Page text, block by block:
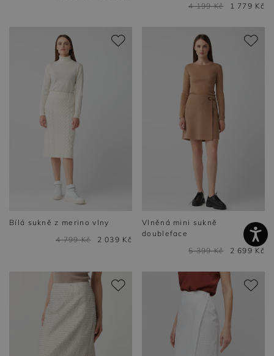
4 199 Kč
1 779 Kč
Bílá sukně z merino vlny
4 799 Kč
2 039 Kč
Vlněná mini sukně
doubleface
5 399 Kč
2 699 Kč